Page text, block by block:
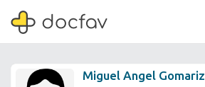
Miguel Angel Gomariz